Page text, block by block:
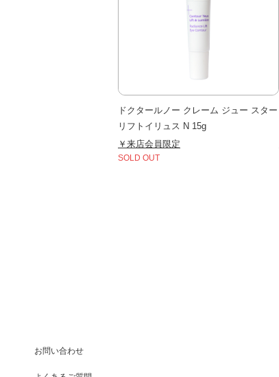
ドクタールノー クレーム ジュー スター
リフトイリュス N 15g
￥来店会員限定
SOLD OUT
お問い合わせ